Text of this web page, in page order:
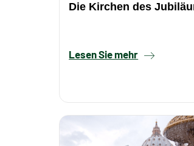
Die Kirchen des
Lesen Sie mehr